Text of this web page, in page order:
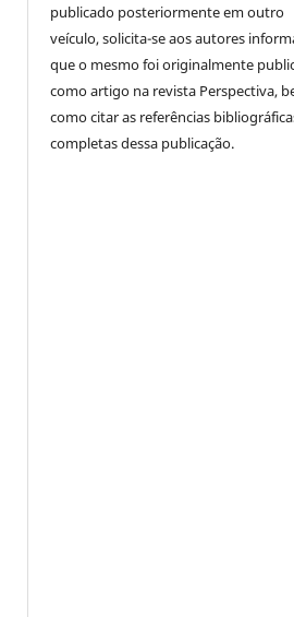
publicado posteriormente em outro
veículo, solicita-se aos autores
que o mesmo foi originalmente
como artigo na revista Perspectiva,
como citar as referências
completas dessa publicação.